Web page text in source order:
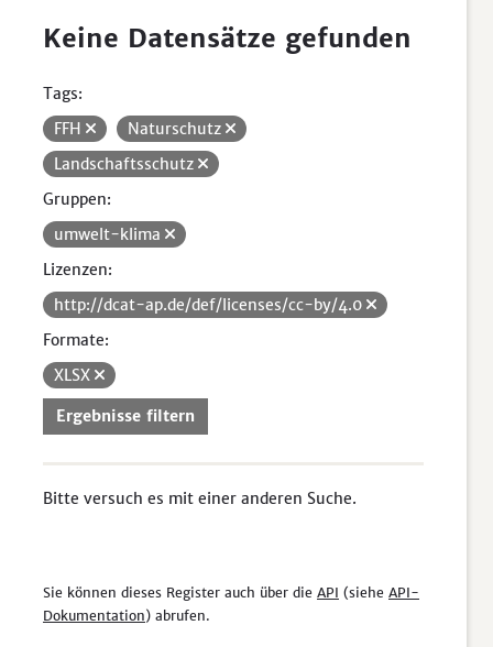
Keine Datensätze gefunden
Tags:
FFH
Naturschutz
Landschaftsschutz
Gruppen:
umwelt-klima
Lizenzen:
http://dcat-ap.de/def/licenses/cc-by/4.0
Formate:
XLSX
Ergebnisse filtern
Bitte versuch es mit einer anderen Suche.
Sie können dieses Register auch über die API (siehe API-
Dokumentation) abrufen.